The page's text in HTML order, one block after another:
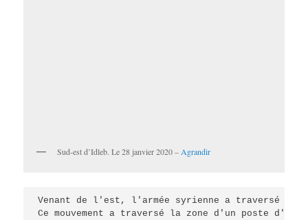
Sud-est d’Idleb. Le 28 janvier 2020 – Agrandir
Venant de l'est, l'armée syrienne a traversé
Ce mouvement a traversé la zone d'un poste